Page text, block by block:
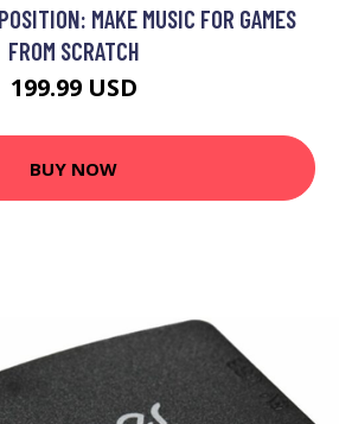
MAKE MUSIC FOR GAMES
FROM SCRATCH
199.99 USD
BUY NOW